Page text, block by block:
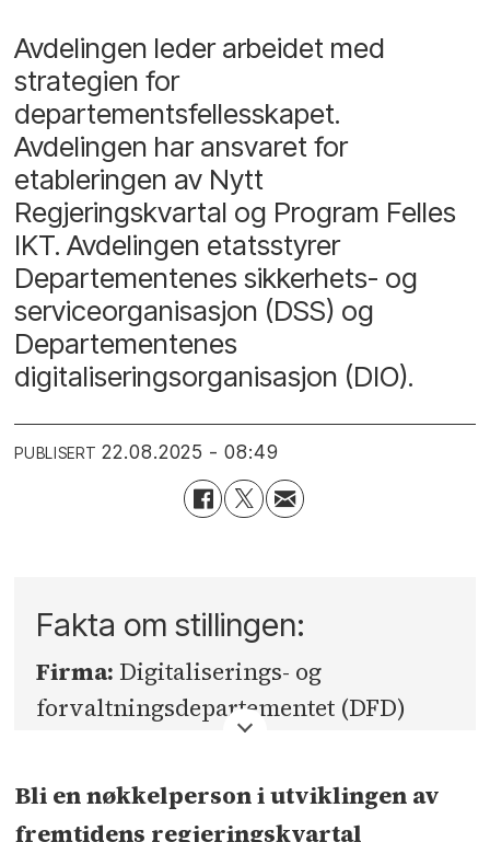
Avdelingen leder arbeidet med
strategien for
departementsfellesskapet.
Avdelingen har ansvaret for
etableringen av Nytt
Regjeringskvartal og Program Felles
IKT. Avdelingen etatsstyrer
Departementenes sikkerhets- og
serviceorganisasjon (DSS) og
Departementenes
digitaliseringsorganisasjon (DIO).
PUBLISERT 22.08.2025 - 08:49
Fakta om stillingen:
Firma: Digitaliserings- og
forvaltningsdepartementet (DFD)
Sted:Oslo
Bli en nøkkelperson i utviklingen av
fremtidens regjeringskvartal